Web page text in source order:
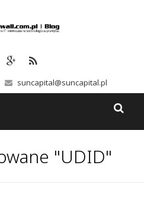
suncapital@suncapital.pl
"UDID"